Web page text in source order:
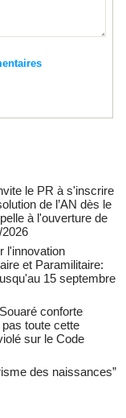
le PR à s'inscrire
de l’AN dès le
à l'ouverture de
l'innovation
et Paramilitaire:
15 septembre
conforte
toute cette
sur le Code
des naissances”